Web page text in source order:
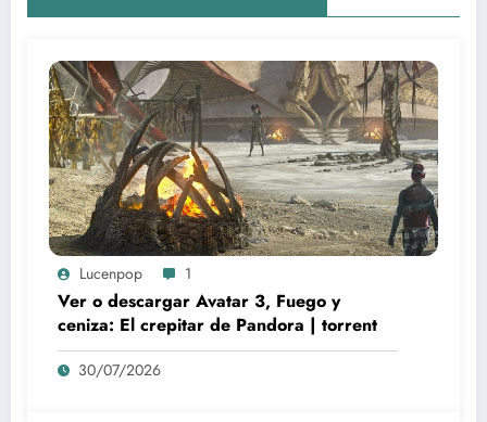
Lucenpop 1
Ver o descargar Avatar 3, Fuego y
ceniza: El crepitar de Pandora | torrent
30/07/2026